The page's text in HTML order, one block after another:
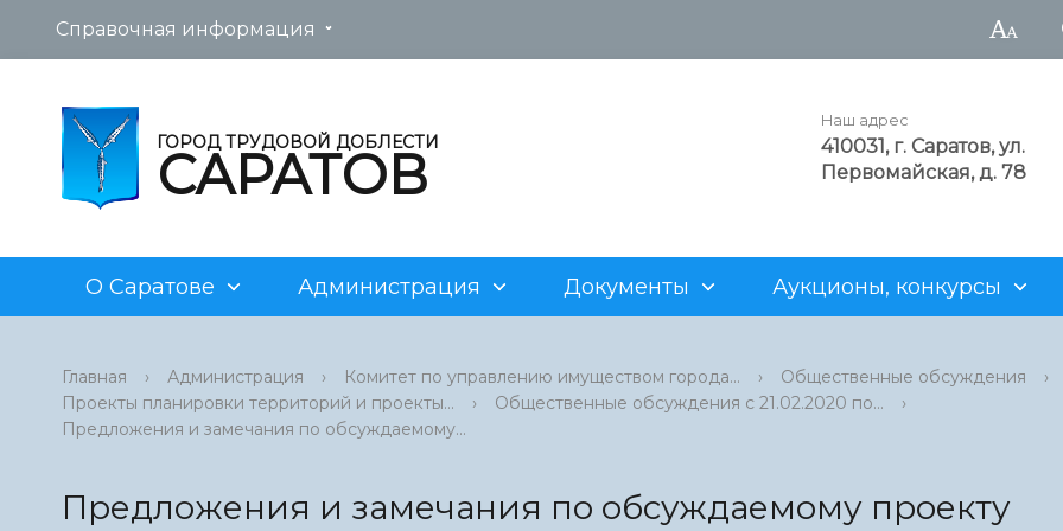
Справочная информация
ГОРОД ТРУДОВОЙ ДОБЛЕСТИ
САРАТОВ
Наш адрес
410031, г. Саратов, ул.
Первомайская, д. 78
О Саратове
Новости История Достопримечательности
Фотогалерея
Современность Z
Администрация
Глава муниципального
образования «Город Саратов»
Структура администрации Структурные
Муниципальные учреждения
Муниципальные
Документы
Административные регламенты Устав города Генеральный план
Постановления главы
муниципального образования
Торги
Проекты административных
Аукционы, конкурсы
Архив аукционов Текущие аукционы Для арендаторов
Концессия
Извещения о предоставлении
земельных участков
Нестационарная торговля
Саратов
Главная › Администрация › Комитет по управлению имуществом города... › Общественные обсуждения
›
Проекты планировки территорий и проекты...
› Общественные обсуждения с 21.02.2020 по...
›
Предложения и замечания по обсуждаемому...
Предложения и замечания по обсуждаемому проекту